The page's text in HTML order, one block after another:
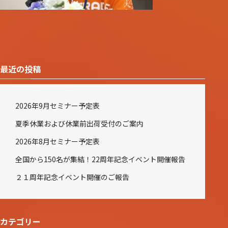
最近の投稿
2026年9月セミナー予定表
夏季休業および休業前出荷受付のご案内
2026年8月セミナー予定表
全国から150名が集結！22周年記念イベント開催報告
２１周年記念イベント開催のご報告
カテゴリー